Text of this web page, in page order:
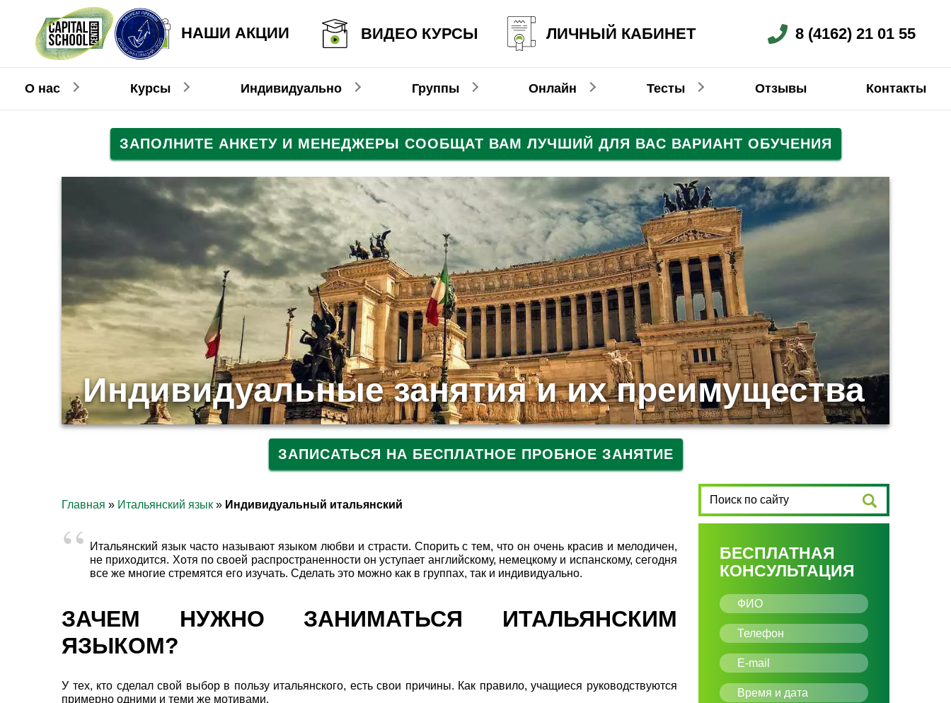
НАШИ АКЦИИ ВИДЕО КУРСЫ ЛИЧНЫЙ КАБИНЕТ 8 (4162) 21 01 55
О нас Курсы Индивидуально Группы Онлайн Тесты Отзывы Контакты
ЗАПОЛНИТЕ АНКЕТУ И МЕНЕДЖЕРЫ СООБЩАТ ВАМ ЛУЧШИЙ ДЛЯ ВАС ВАРИАНТ ОБУЧЕНИЯ
Индивидуальные занятия и их преимущества
ЗАПИСАТЬСЯ НА БЕСПЛАТНОЕ ПРОБНОЕ ЗАНЯТИЕ
Главная » Итальянский язык » Индивидуальный итальянский
Итальянский язык часто называют языком любви и страсти. Спорить с тем, что он очень красив и мелодичен,
не приходится. Хотя по своей распространенности он уступает английскому, немецкому и испанскому, сегодня
все же многие стремятся его изучать. Сделать это можно как в группах, так и индивидуально.
ЗАЧЕМ НУЖНО ЗАНИМАТЬСЯ ИТАЛЬЯНСКИМ
ЯЗЫКОМ?
У тех, кто сделал свой выбор в пользу итальянского, есть свои причины. Как правило, учащиеся руководствуются
примерно одними и теми же мотивами.
БЕСПЛАТНАЯ
КОНСУЛЬТАЦИЯ